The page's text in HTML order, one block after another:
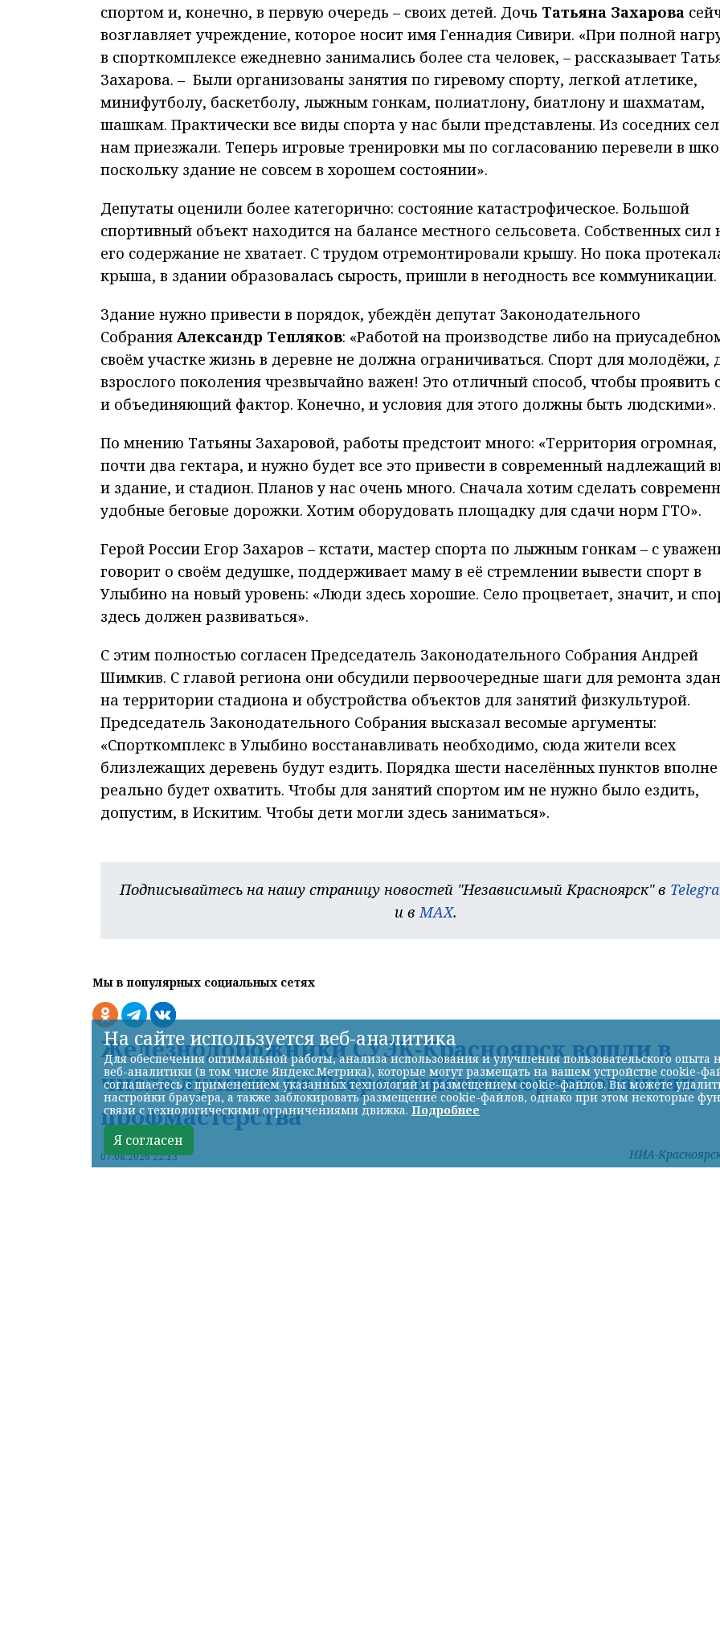
спортом и, конечно, в первую очередь – своих детей. Дочь Татьяна Захарова
возглавляет учреждение, которое носит имя Геннадия Сивири. «При полной
в спорткомплексе ежедневно занимались более ста человек, – рассказывает
Захарова. – Были организованы занятия по гиревому спорту, легкой атлетике,
минифутболу, баскетболу, лыжным гонкам, полиатлону, биатлону и шахматам,
шашкам. Практически все виды спорта у нас были представлены. Из соседних
нам приезжали. Теперь игровые тренировки мы по согласованию перевели в
поскольку здание не совсем в хорошем состоянии».
Депутаты оценили более категорично: состояние катастрофическое. Большой
спортивный объект находится на балансе местного сельсовета. Собственных сил
его содержание не хватает. С трудом отремонтировали крышу. Но пока
крыша, в здании образовалась сырость, пришли в негодность все коммуникации.
Здание нужно привести в порядок, убеждён депутат Законодательного
Собрания Александр Тепляков: «Работой на производстве либо на
своём участке жизнь в деревне не должна ограничиваться. Спорт для молодёжи,
взрослого поколения чрезвычайно важен! Это отличный способ, чтобы проявить
и объединяющий фактор. Конечно, и условия для этого должны быть людскими».
По мнению Татьяны Захаровой, работы предстоит много: «Территория огромная,
почти два гектара, и нужно будет все это привести в современный надлежащий
и здание, и стадион. Планов у нас очень много. Сначала хотим сделать
удобные беговые дорожки. Хотим оборудовать площадку для сдачи норм ГТО».
Герой России Егор Захаров – кстати, мастер спорта по лыжным гонкам – с
говорит о своём дедушке, поддерживает маму в её стремлении вывести спорт в
Улыбино на новый уровень: «Люди здесь хорошие. Село процветает, значит, и
здесь должен развиваться».
С этим полностью согласен Председатель Законодательного Собрания Андрей
Шимкив. С главой региона они обсудили первоочередные шаги для ремонта
на территории стадиона и обустройства объектов для занятий физкультурой.
Председатель Законодательного Собрания высказал весомые аргументы:
«Спорткомплекс в Улыбино восстанавливать необходимо, сюда жители всех
близлежащих деревень будут ездить. Порядка шести населённых пунктов вполне
реально будет охватить. Чтобы для занятий спортом им не нужно было ездить,
допустим, в Искитим. Чтобы дети могли здесь заниматься».
Подписывайтесь на нашу страницу новостей "Независимый Красноярск" в
и в MAX.
Мы в популярных социальных сетях
Железнодорожники СУЭК-Красноярск вошли в
число лучших на Всероссийских соревнованиях
профмастерства
07.08.2026 22:13 НИА-
На сайте используется веб-аналитика
Для обеспечения оптимальной работы, анализа использования и улучшения пользовательского опыта
веб-аналитики (в том числе Яндекс.Метрика), которые могут размещать на вашем устройстве cookie-
соглашаетесь с применением указанных технологий и размещением cookie-файлов. Вы можете
настройки браузера, а также заблокировать размещение cookie-файлов, однако при этом некоторые
связи с технологическими ограничениями движка. Подробнее
Я согласен